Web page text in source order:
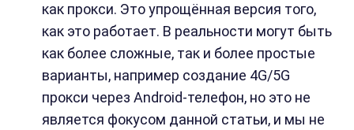
как прокси. Это упрощённая версия того,
как это работает. В реальности могут быть
как более сложные, так и более простые
варианты, например создание 4G/5G
прокси через Android-телефон, но это не
является фокусом данной статьи, и мы не